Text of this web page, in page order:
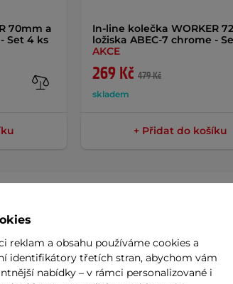
70mm a
Set 4 ks
In-line kolečka WORKER
ložiska ABEC-7 chrome -
AKCE
269 Kč 479 Kč
skladem
+ Přidat do košíku
reklam a obsahu používáme cookies a
identifikátory třetích stran, abychom vám
nabídky – v rámci personalizované i